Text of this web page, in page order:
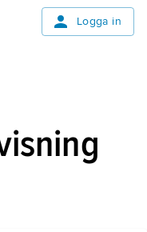
Logga in